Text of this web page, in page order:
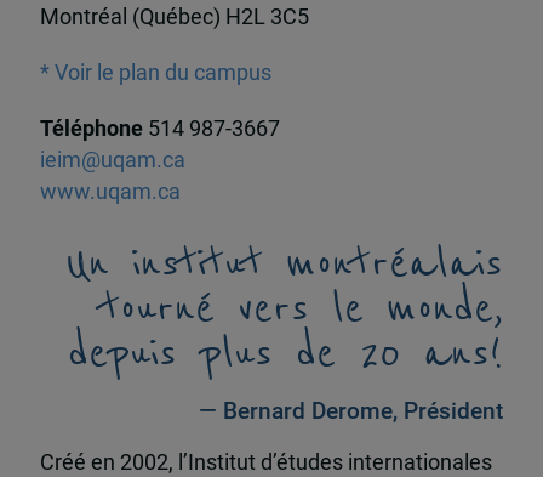
Montréal (Québec) H2L 3C5
* Voir le plan du campus
Téléphone 514 987-3667
ieim@uqam.ca
www.uqam.ca
Un institut montréalais
tourné vers le monde,
depuis plus de 20 ans!
— Bernard Derome, Président
Créé en 2002, l’Institut d’études internationales